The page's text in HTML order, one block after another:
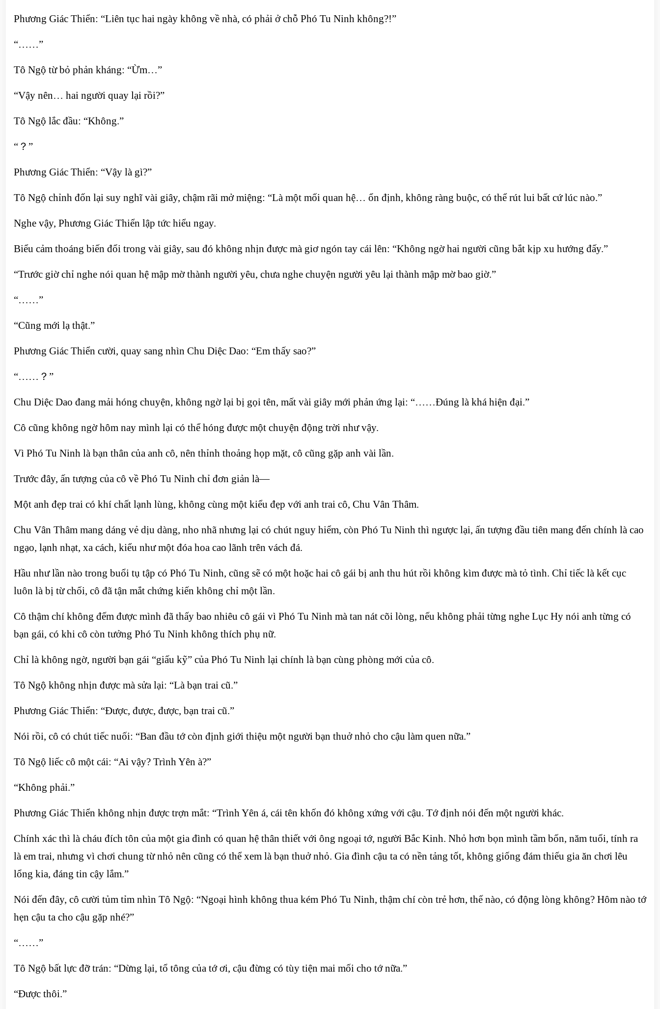
Phương Giác Thiển: “Liên tục hai ngày không về nhà, có phải ở chỗ Phó Tu Ninh không?!”
“……”
Tô Ngộ từ bỏ phản kháng: “Ừm…”
“Vậy nên… hai người quay lại rồi?”
Tô Ngộ lắc đầu: “Không.”
“？”
Phương Giác Thiển: “Vậy là gì?”
Tô Ngộ chỉnh đốn lại suy nghĩ vài giây, chậm rãi mở miệng: “Là một mối quan hệ… ổn định, không ràng buộc, có thể rút lui bất cứ lúc nào.”
Nghe vậy, Phương Giác Thiển lập tức hiểu ngay.
Biểu cảm thoáng biến đổi trong vài giây, sau đó không nhịn được mà giơ ngón tay cái lên: “Không ngờ hai người cũng bắt kịp xu hướng đấy.”
“Trước giờ chỉ nghe nói quan hệ mập mờ thành người yêu, chưa nghe chuyện người yêu lại thành mập mờ bao giờ.”
“……”
“Cũng mới lạ thật.”
Phương Giác Thiển cười, quay sang nhìn Chu Diệc Dao: “Em thấy sao?”
“……？”
Chu Diệc Dao đang mải hóng chuyện, không ngờ lại bị gọi tên, mất vài giây mới phản ứng lại: “……Đúng là khá hiện đại.”
Cô cũng không ngờ hôm nay mình lại có thể hóng được một chuyện động trời như vậy.
Vì Phó Tu Ninh là bạn thân của anh cô, nên thỉnh thoảng họp mặt, cô cũng gặp anh vài lần.
Trước đây, ấn tượng của cô về Phó Tu Ninh chỉ đơn giản là—
Một anh đẹp trai có khí chất lạnh lùng, không cùng một kiểu đẹp với anh trai cô, Chu Vân Thâm.
Chu Vân Thâm mang dáng vẻ dịu dàng, nho nhã nhưng lại có chút nguy hiểm, còn Phó Tu Ninh thì ngược lại, ấn tượng đầu tiên mang đến chính là cao
ngạo, lạnh nhạt, xa cách, kiểu như một đóa hoa cao lãnh trên vách đá.
Hầu như lần nào trong buổi tụ tập có Phó Tu Ninh, cũng sẽ có một hoặc hai cô gái bị anh thu hút rồi không kìm được mà tỏ tình. Chỉ tiếc là kết cục
luôn là bị từ chối, cô đã tận mắt chứng kiến không chỉ một lần.
Cô thậm chí không đếm được mình đã thấy bao nhiêu cô gái vì Phó Tu Ninh mà tan nát cõi lòng, nếu không phải từng nghe Lục Hy nói anh từng có
bạn gái, có khi cô còn tưởng Phó Tu Ninh không thích phụ nữ.
Chỉ là không ngờ, người bạn gái “giấu kỹ” của Phó Tu Ninh lại chính là bạn cùng phòng mới của cô.
Tô Ngộ không nhịn được mà sửa lại: “Là bạn trai cũ.”
Phương Giác Thiển: “Được, được, được, bạn trai cũ.”
Nói rồi, cô có chút tiếc nuối: “Ban đầu tớ còn định giới thiệu một người bạn thuở nhỏ cho cậu làm quen nữa.”
Tô Ngộ liếc cô một cái: “Ai vậy? Trình Yên à?”
“Không phải.”
Phương Giác Thiển không nhịn được trợn mắt: “Trình Yên á, cái tên khốn đó không xứng với cậu. Tớ định nói đến một người khác.
Chính xác thì là cháu đích tôn của một gia đình có quan hệ thân thiết với ông ngoại tớ, người Bắc Kinh. Nhỏ hơn bọn mình tầm bốn, năm tuổi, tính ra
là em trai, nhưng vì chơi chung từ nhỏ nên cũng có thể xem là bạn thuở nhỏ. Gia đình cậu ta có nền tảng tốt, không giống đám thiếu gia ăn chơi lêu
lổng kia, đáng tin cậy lắm.”
Nói đến đây, cô cười tủm tỉm nhìn Tô Ngộ: “Ngoại hình không thua kém Phó Tu Ninh, thậm chí còn trẻ hơn, thế nào, có động lòng không? Hôm nào tớ
hẹn cậu ta cho cậu gặp nhé?”
“……”
Tô Ngộ bất lực đỡ trán: “Dừng lại, tổ tông của tớ ơi, cậu đừng có tùy tiện mai mối cho tớ nữa.”
“Được thôi.”